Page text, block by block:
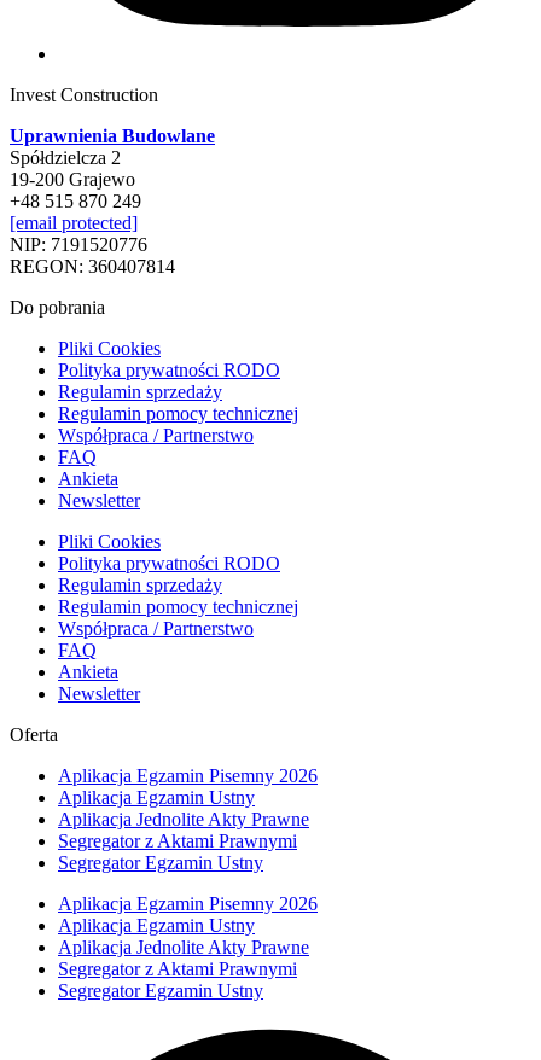
Invest Construction
Uprawnienia Budowlane
Spółdzielcza 2
19-200 Grajewo
+48 515 870 249
[email protected]
NIP: 7191520776
REGON: 360407814
Do pobrania
Pliki Cookies
Polityka prywatności RODO
Regulamin sprzedaży
Regulamin pomocy technicznej
Współpraca / Partnerstwo
FAQ
Ankieta
Newsletter
Pliki Cookies
Polityka prywatności RODO
Regulamin sprzedaży
Regulamin pomocy technicznej
Współpraca / Partnerstwo
FAQ
Ankieta
Newsletter
Oferta
Aplikacja Egzamin Pisemny 2026
Aplikacja Egzamin Ustny
Aplikacja Jednolite Akty Prawne
Segregator z Aktami Prawnymi
Segregator Egzamin Ustny
Aplikacja Egzamin Pisemny 2026
Aplikacja Egzamin Ustny
Aplikacja Jednolite Akty Prawne
Segregator z Aktami Prawnymi
Segregator Egzamin Ustny